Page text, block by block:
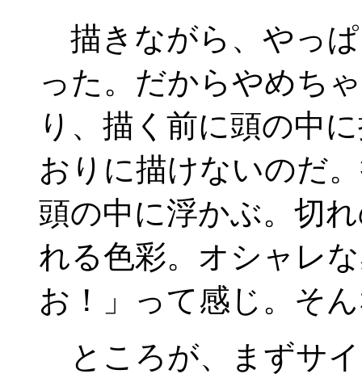
描きながら、やっ
った。だからやめち
り、描く前に頭の中
おりに描けないのだ
頭の中に浮かぶ。切
れる色彩。オシャレ
お！」って感じ。そ
ところが、まずサ